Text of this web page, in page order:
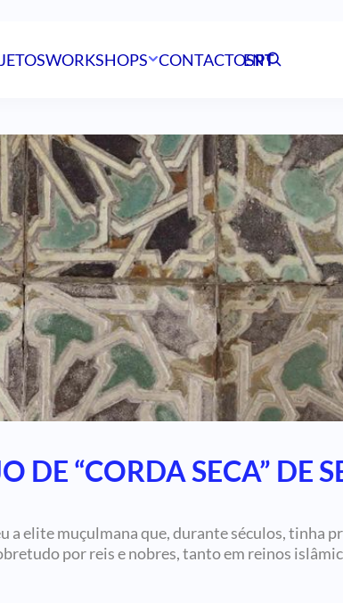
WORKSHOPS CONTACTOSPT
EN
DE “CORDA SECA” DE
a elite muçulmana que, durante séculos, tinha
por reis e nobres, tanto em reinos